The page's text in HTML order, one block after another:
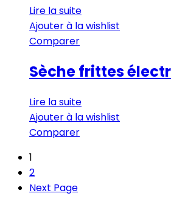
Lire la suite
Ajouter à la wishlist
Comparer
Sèche frittes
Lire la suite
Ajouter à la wishlist
Comparer
1
2
Next Page